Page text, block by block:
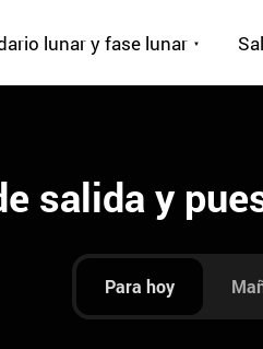
lunar y fase lunar
salida y
Para hoy